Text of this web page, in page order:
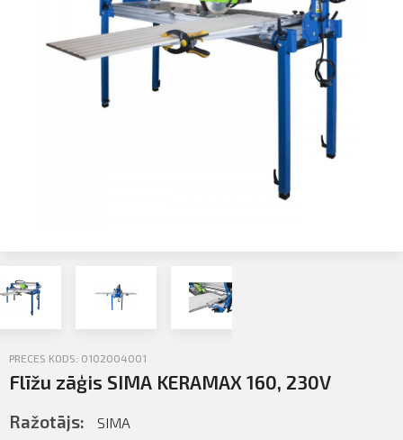
Sazināties
PIETEIKTIES
PRECES KODS: 0102004001
Flīžu zāģis SIMA KERAMAX 160, 230V
Ražotājs: SIMA